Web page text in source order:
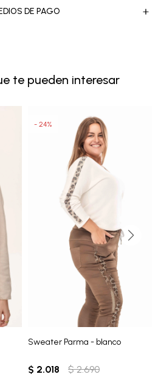
DE PAGO
te pueden interesar
Sweater Parma - blanco
$ 2.018 $ 2.690
24